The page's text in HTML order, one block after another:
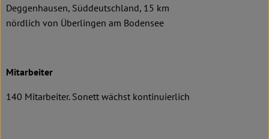
Deggenhausen, Süddeutschland, 15 km
nördlich von Überlingen am Bodensee
Mitarbeiter
140 Mitarbeiter. Sonett wächst kontinuierlich